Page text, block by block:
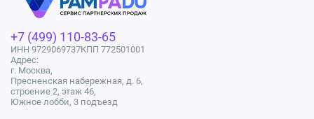
+7 (499) 110-83-65
ИНН 9729069737КПП 772501001
Адрес:
г. Москва,
Пресненская набережная, д. 6,
строение 2, этаж 46,
Южное лобби, 3 подъезд